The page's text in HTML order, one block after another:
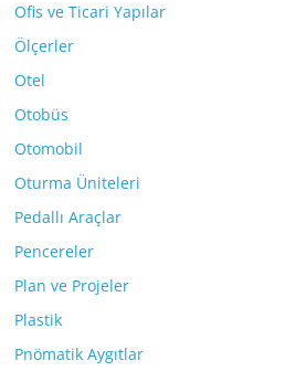
Ofis ve Ticari Yapılar
Ölçerler
Otel
Otobüs
Otomobil
Oturma Üniteleri
Pedallı Araçlar
Pencereler
Plan ve Projeler
Plastik
Pnömatik Aygıtlar